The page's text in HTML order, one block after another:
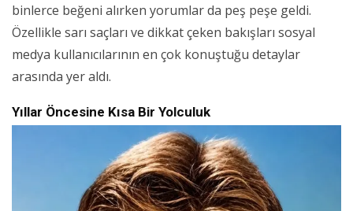
binlerce beğeni alırken yorumlar da peş peşe geldi.
Özellikle sarı saçları ve dikkat çeken bakışları sosyal
medya kullanıcılarının en çok konuştuğu detaylar
arasında yer aldı.
Yıllar Öncesine Kısa Bir Yolculuk